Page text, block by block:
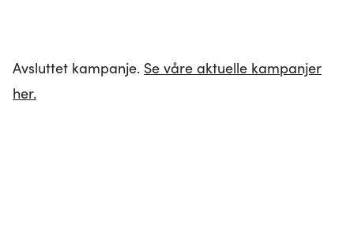
Avsluttet kampanje. Se våre aktuelle kampanjer
her.